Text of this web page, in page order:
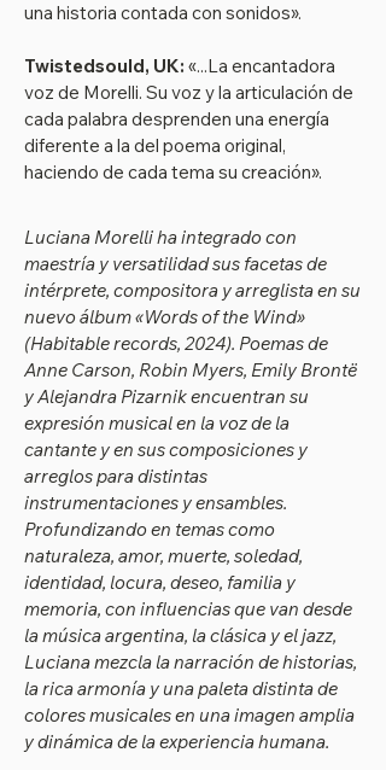
una historia contada con sonidos».
Twistedsould, UK: «...La encantadora
voz de Morelli. Su voz y la articulación de
cada palabra desprenden una energía
diferente a la del poema original,
haciendo de cada tema su creación».
Luciana Morelli ha integrado con
maestría y versatilidad sus facetas de
intérprete, compositora y arreglista en su
nuevo álbum «Words of the Wind»
(Habitable records, 2024). Poemas de
Anne Carson, Robin Myers, Emily Brontë
y Alejandra Pizarnik encuentran su
expresión musical en la voz de la
cantante y en sus composiciones y
arreglos para distintas
instrumentaciones y ensambles.
Profundizando en temas como
naturaleza, amor, muerte, soledad,
identidad, locura, deseo, familia y
memoria, con influencias que van desde
la música argentina, la clásica y el jazz,
Luciana mezcla la narración de historias,
la rica armonía y una paleta distinta de
colores musicales en una imagen amplia
y dinámica de la experiencia humana.